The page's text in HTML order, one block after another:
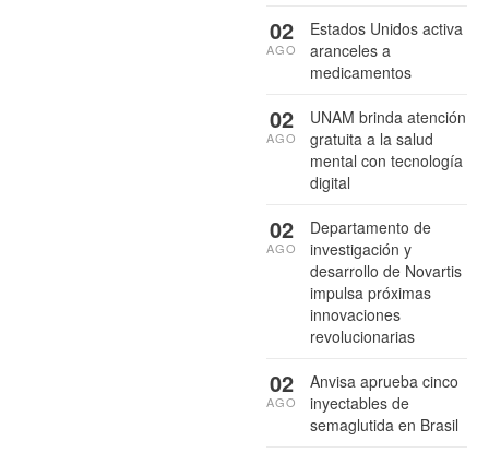
Estados Unidos activa
aranceles a
medicamentos
02
AGO
UNAM brinda atención
gratuita a la salud
mental con tecnología
digital
02
AGO
Departamento de
investigación y
desarrollo de Novartis
impulsa próximas
innovaciones
revolucionarias
02
AGO
Anvisa aprueba cinco
inyectables de
semaglutida en Brasil
02
AGO